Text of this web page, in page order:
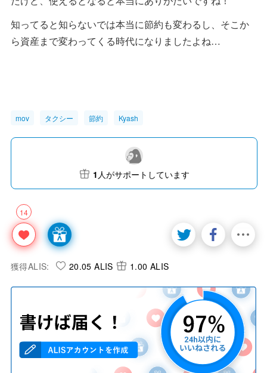
知ってると知らないでは本当に節約も変わるし、そこか
ら資産まで変わってくる時代になりましたよね…
mov タクシー 節約 Kyash
14
1 人がサポートしています
獲得ALIS: 20.05 ALIS 1.00 ALIS